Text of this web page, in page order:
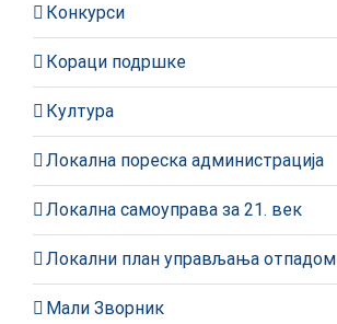
Конкурси
Кораци подршке
Култура
Локална пореска администрација
Локална самоуправа за 21. век
Локални план управљања отпадом
Мали Зворник